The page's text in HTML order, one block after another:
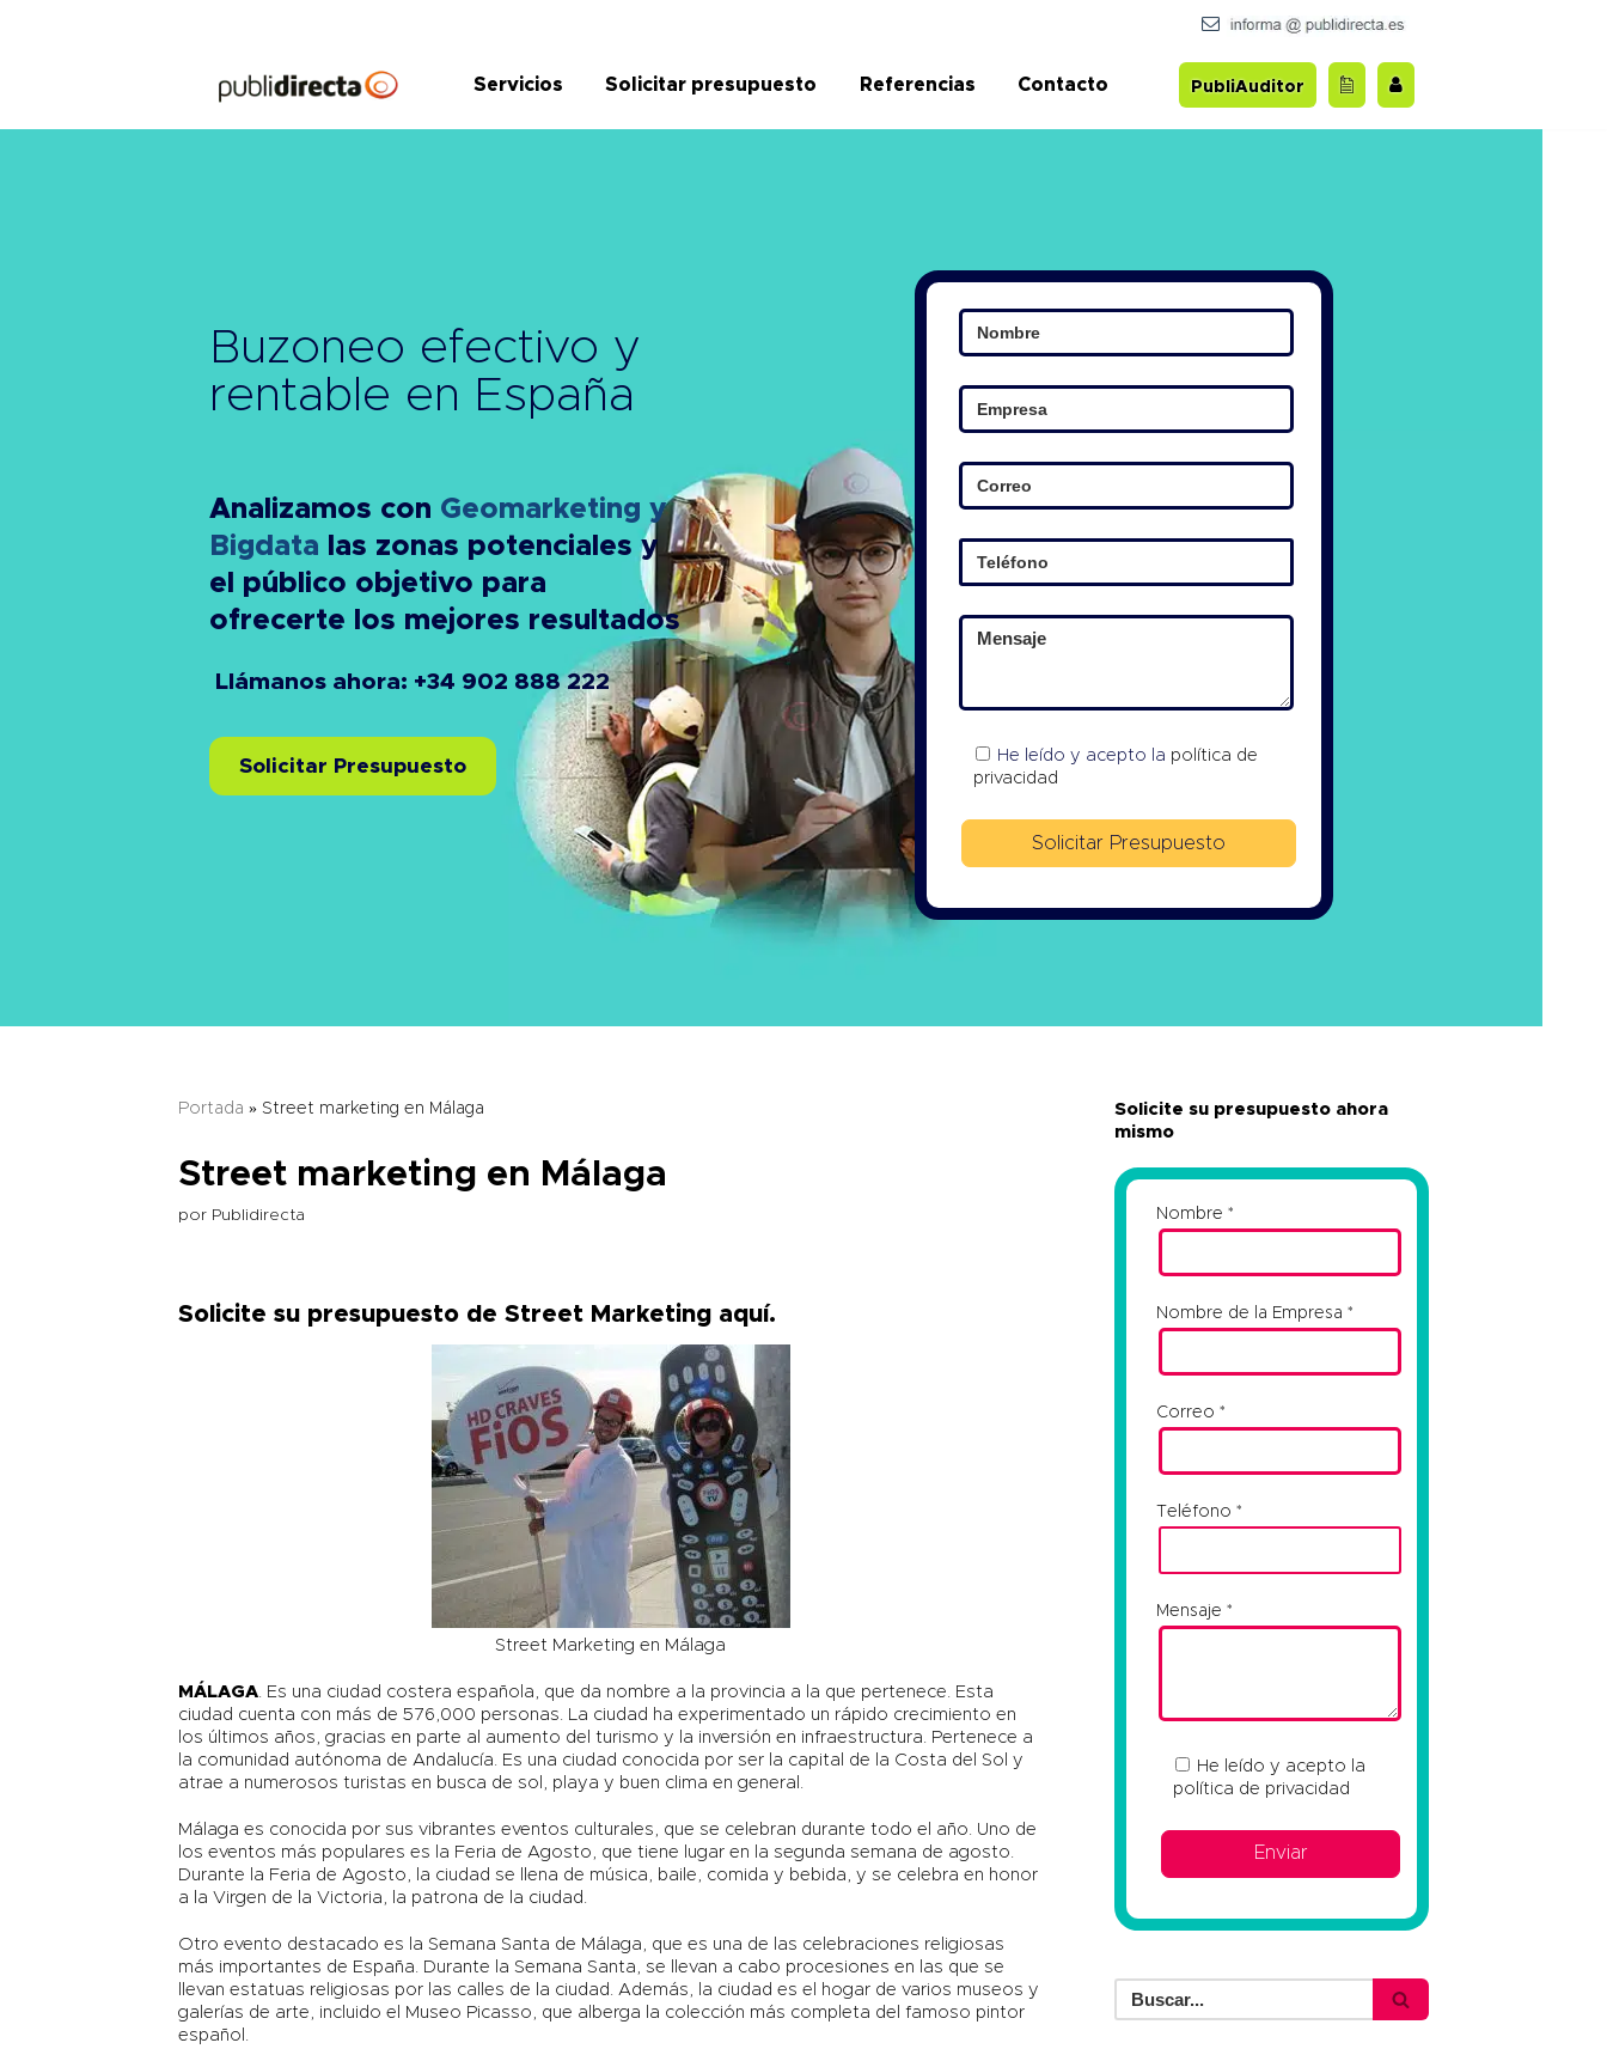
Servicios Solicitar presupuesto Referencias Contacto PubliAuditor
Buzoneo efectivo y
rentable en España
Analizamos con Geomarketing y
Bigdata las zonas potenciales y
el público objetivo para
ofrecerte los mejores resultados
Llámanos ahora: +34 902 888 222
Solicitar Presupuesto He leído y acepto la política de
privacidad
Portada »Street marketing en Málaga
Street marketing en Málaga
por Publidirecta
Solicite su presupuesto de Street Marketing aquí.
Street Marketing en Málaga
MÁLAGA. Es una ciudad costera española, que da nombre a la provincia a la que pertenece. Esta
ciudad cuenta con más de 576,000 personas. La ciudad ha experimentado un rápido crecimiento en
los últimos años, gracias en parte al aumento del turismo y la inversión en infraestructura. Pertenece a
la comunidad autónoma de Andalucía. Es una ciudad conocida por ser la capital de la Costa del Sol y
atrae a numerosos turistas en busca de sol, playa y buen clima en general.
Málaga es conocida por sus vibrantes eventos culturales, que se celebran durante todo el año. Uno de
los eventos más populares es la Feria de Agosto, que tiene lugar en la segunda semana de agosto.
Durante la Feria de Agosto, la ciudad se llena de música, baile, comida y bebida, y se celebra en honor
a la Virgen de la Victoria, la patrona de la ciudad.
Otro evento destacado es la Semana Santa de Málaga, que es una de las celebraciones religiosas
más importantes de España. Durante la Semana Santa, se llevan a cabo procesiones en las que se
llevan estatuas religiosas por las calles de la ciudad. Además, la ciudad es el hogar de varios museos y
galerías de arte, incluido el Museo Picasso, que alberga la colección más completa del famoso pintor
español.
Solicite su presupuesto ahora
mismo
Nombre
Nombre de la Empresa
Correo
Teléfono
Mensaje
He leído y acepto la
política de privacidad